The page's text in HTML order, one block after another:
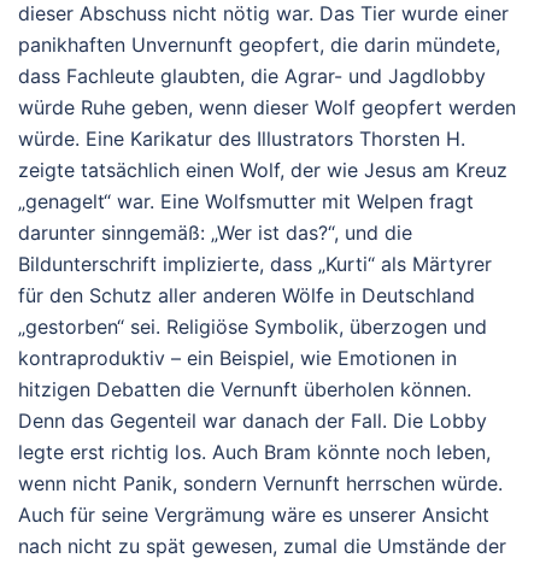
dieser Abschuss nicht nötig war. Das Tier wurde einer
panikhaften Unvernunft geopfert, die darin mündete,
dass Fachleute glaubten, die Agrar- und Jagdlobby
würde Ruhe geben, wenn dieser Wolf geopfert werden
würde. Eine Karikatur des Illustrators Thorsten H.
zeigte tatsächlich einen Wolf, der wie Jesus am Kreuz
„genagelt“ war. Eine Wolfsmutter mit Welpen fragt
darunter sinngemäß: „Wer ist das?“, und die
Bildunterschrift implizierte, dass „Kurti“ als Märtyrer
für den Schutz aller anderen Wölfe in Deutschland
„gestorben“ sei. Religiöse Symbolik, überzogen und
kontraproduktiv – ein Beispiel, wie Emotionen in
hitzigen Debatten die Vernunft überholen können.
Denn das Gegenteil war danach der Fall. Die Lobby
legte erst richtig los. Auch Bram könnte noch leben,
wenn nicht Panik, sondern Vernunft herrschen würde.
Auch für seine Vergrämung wäre es unserer Ansicht
nach nicht zu spät gewesen, zumal die Umstände der